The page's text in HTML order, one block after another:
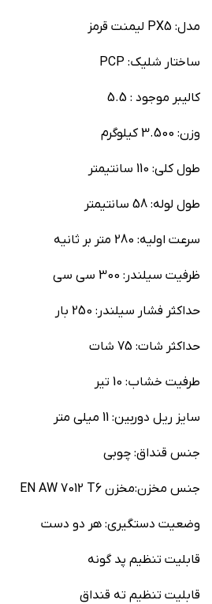
مدل: PX5 لیمنت قرمز
ساختار شلیک: PCP
کالیبر موجود : 5.5
وزن: 3.500 کیلوگرم
طول کلی: 110 سانتیمتر
طول لوله: 58 سانتیمتر
سرعت اولیه: 280 متر بر ثانیه
ظرفیت سیلندر: 300 سی سی
حداکثر فشار سیلندر: 250 بار
حداکثر شات: 75 شات
طرفیت خشاب: 10 تیر
سایز ریل دوربین: 11 میلی متر
جنس قنداق: چوبی
جنس مخزن:مخزن EN AW 7012 T6
وضعیت دستگیری: هر دو دست
قابلیت تنظیم پد گونه
قابلیت تنظیم ته قنداق